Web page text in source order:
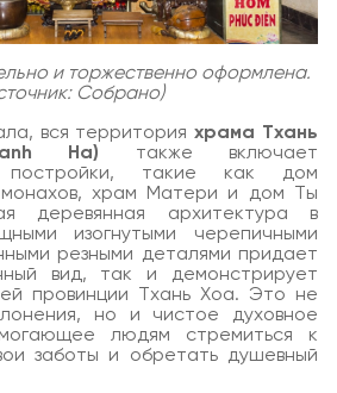
и торжественно оформлена.
Собрано)
вся территорияхрама Тхань
Ha) также включает
постройки, такие как дом
монахов, храм Матери и дом Ты
деревянная архитектура в
изогнутыми черепичными
резными деталями придает
вид, так и демонстрирует
провинции Тхань Хоа. Это не
но и чистое духовное
людям стремиться к
заботы и обретать душевный